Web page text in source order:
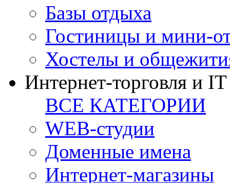
Базы отдыха
Гостиницы и мини-
Хостелы и
Интернет-торговля и IT
ВСЕ КАТЕГОРИИ
WEB-студии
Доменные имена
Интернет-магазины